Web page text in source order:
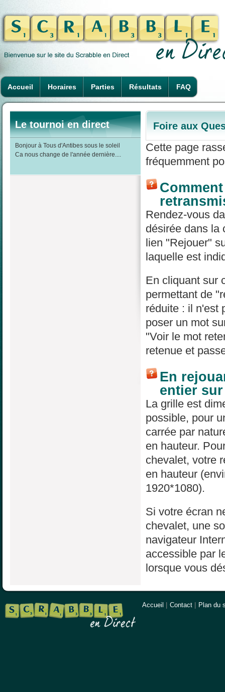
Accueil Horaires Parties Résultats FAQ
Le tournoi en direct
Bonjour à Tous d'Antibes sous le soleil
Ca nous change de l'année dernière....
Foire aux
Cette page
fréquemment
Rendez-vous
désirée dans la
lien "Rejouer"
laquelle est
En cliquant sur
permettant de
réduite : il n'est
poser un mot
"Voir le mot
retenue et
En
entier
La grille est
possible, pour
carrée par
en hauteur.
chevalet, votre
en hauteur
1920*1080).
Si votre écran
chevalet, une
navigateur
accessible par
lorsque vous
Accueil | Contact | Plan du